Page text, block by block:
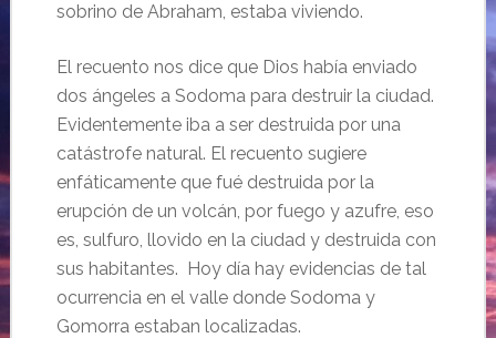
sobrino de Abraham, estaba viviendo.
El recuento nos dice que Dios había enviado
dos ángeles a Sodoma para destruir la ciudad.
Evidentemente iba a ser destruida por una
catástrofe natural. El recuento sugiere
enfáticamente que fué destruida por la
erupción de un volcán, por fuego y azufre, eso
es, sulfuro, llovido en la ciudad y destruida con
sus habitantes. Hoy día hay evidencias de tal
ocurrencia en el valle donde Sodoma y
Gomorra estaban localizadas.